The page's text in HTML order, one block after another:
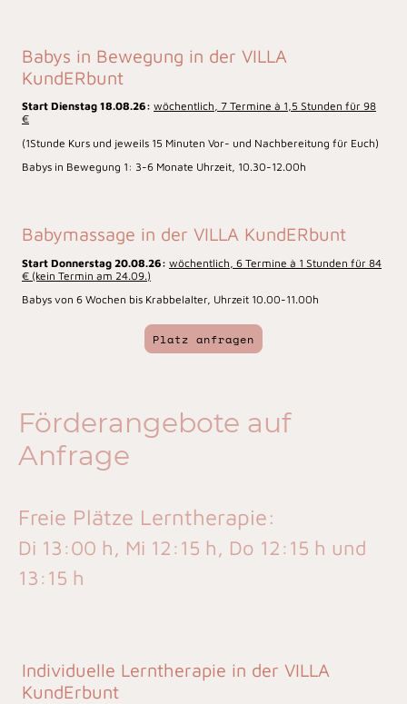
Babys in Bewegung in der VILLA
KundERbunt
Start Dienstag 18.08.26: wöchentlich, 7 Termine à 1,5 Stunden für 98
€
(1Stunde Kurs und jeweils 15 Minuten Vor- und Nachbereitung für Euch)
Babys in Bewegung 1: 3-6 Monate Uhrzeit, 10.30-12.00h
Babymassage in der VILLA KundERbunt
Start Donnerstag 20.08.26: wöchentlich, 6 Termine à 1 Stunden für 84
€ (kein Termin am 24.09.)
Babys von 6 Wochen bis Krabbelalter, Uhrzeit 10.00-11.00h
Platz anfragen
Förderangebote auf
Anfrage
Freie Plätze Lerntherapie:
Di 13:00 h, Mi 12:15 h, Do 12:15 h und
13:15 h
Individuelle Lerntherapie in der VILLA
KundErbunt